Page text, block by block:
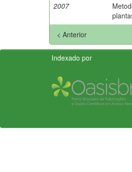
2007
< Anterior
Indexado por